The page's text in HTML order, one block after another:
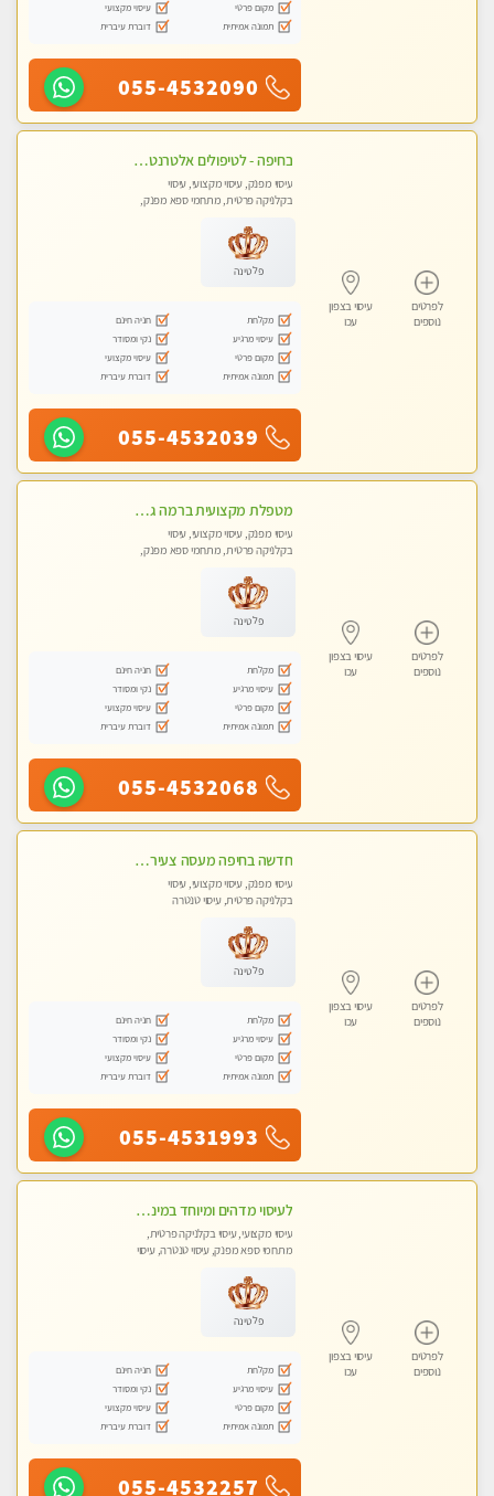
מקום פרטי
עיסוי מקצועי
תמונה אמיתית
דוברת עיברית
055-4532090
לפרטים
נוספים
עיסוי בצפון
עכו
בחיפה - לטיפולים אלטרנטיביים לעיסוי מרגיע ומפנק VIP-מומלץ לחלוטין! פרטי! ​​​​​​ Highly recommended-לקביעת תור נא להתקשר ....
עיסוי מפנק, עיסוי מקצועי, עיסוי
בקלניקה פרטית, מתחמי ספא מפנק,
פלטינה
מקלחת
חניה חינם
עיסוי מרגיע
נקי ומסודר
מקום פרטי
עיסוי מקצועי
תמונה אמיתית
דוברת עיברית
055-4532039
לפרטים
נוספים
עיסוי בצפון
עכו
מטפלת מקצועית ברמה גבוהה מומלץ מאוד !!! . . highly recommended -אין פרטים נוספים במקום -ללא מין !!
עיסוי מפנק, עיסוי מקצועי, עיסוי
בקלניקה פרטית, מתחמי ספא מפנק,
פלטינה
מקלחת
חניה חינם
עיסוי מרגיע
נקי ומסודר
מקום פרטי
עיסוי מקצועי
תמונה אמיתית
דוברת עיברית
055-4532068
לפרטים
נוספים
עיסוי בצפון
עכו
חדשה בחיפה מעסה צעירה איכותית וקלאסית מזמינה אותך לעיסוי נעים מפנק ומרגיעה+ אבנים חמות וכוסות רוח מומלץ מאוד . . . highly recommended..new in the ci
עיסוי מפנק, עיסוי מקצועי, עיסוי
בקלניקה פרטית, עיסוי טנטרה
פלטינה
מקלחת
חניה חינם
עיסוי מרגיע
נקי ומסודר
מקום פרטי
עיסוי מקצועי
תמונה אמיתית
דוברת עיברית
055-4531993
לפרטים
נוספים
עיסוי בצפון
עכו
לעיסוי מדהים ומיוחד במינו !!מומלץ לחלוטין!!ללא מין !!
עיסוי מקצועי, עיסוי בקלניקה פרטית,
מתחמי ספא מפנק, עיסוי טנטרה, עיסוי
פלטינה
מקלחת
חניה חינם
עיסוי מרגיע
נקי ומסודר
מקום פרטי
עיסוי מקצועי
תמונה אמיתית
דוברת עיברית
055-4532257